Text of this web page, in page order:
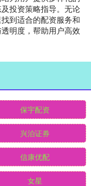
投资策略指导。无论
到适合的配资服务和
明度，帮助用户高效
保宇配资
兴泊证券
信康优配
女星